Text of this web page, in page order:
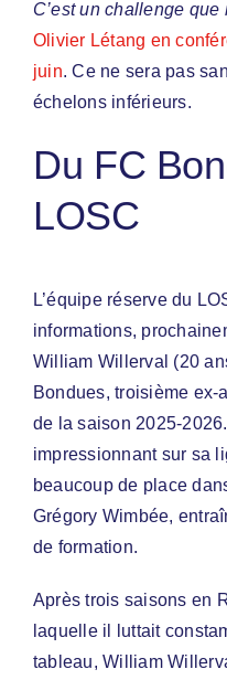
C’est un challenge
Olivier Létang en
juin. Ce ne sera pas
échelons inférieurs.
Du FC
LOSC
L’équipe réserve du
informations,
William Willerval (20
Bondues, troisième ex-
de la saison 2025-
impressionnant sur sa
beaucoup de place
Grégory Wimbée,
de formation.
Après trois saisons en
laquelle il luttait
tableau, William